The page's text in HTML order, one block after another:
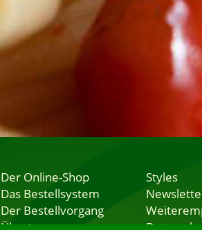
Der Online-Shop
Das Bestellsystem
Der Bestellvorgang
Übertragung
Styles